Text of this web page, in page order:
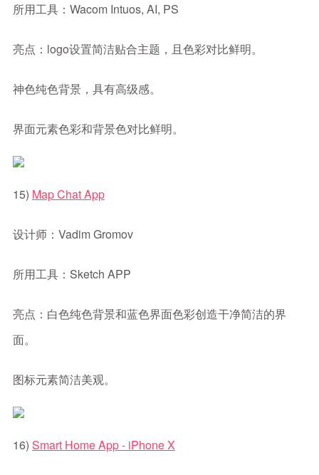
所用工具：Wacom Intuos, AI, PS
亮点：logo设置简洁贴合主题，且色彩对比鲜明。
神色纯色背景，具有高级感。
界面元素色彩和背景色对比鲜明。
15) Map Chat App
设计师：Vadim Gromov
所用工具：Sketch APP
亮点：白色纯色背景和蓝色界面色彩创造干净简洁的界
面。
图标元素简洁美观。
16) Smart Home App - iPhone X